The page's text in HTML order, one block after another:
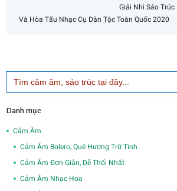
Giải Nhì Sáo
Và Hòa Tấu Nhạc Cụ Dân Tộc Toàn Quốc 2020
Search
for:
Danh mục
Cảm Âm
Cảm Âm Bolero, Quê Hương Trữ Tình
Cảm Âm Đơn Giản, Dễ Thổi Nhất
Cảm Âm Nhạc Hoa